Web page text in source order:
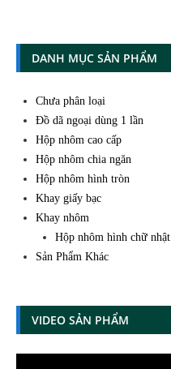
DANH MỤC SẢN PHẨM
Chưa phân loại
Đồ dã ngoại dùng 1 lần
Hộp nhôm cao cấp
Hộp nhôm chia ngăn
Hộp nhôm hình tròn
Khay giấy bạc
Khay nhôm
Hộp nhôm hình chữ nhật
Sản Phẩm Khác
VIDEO SẢN PHẨM